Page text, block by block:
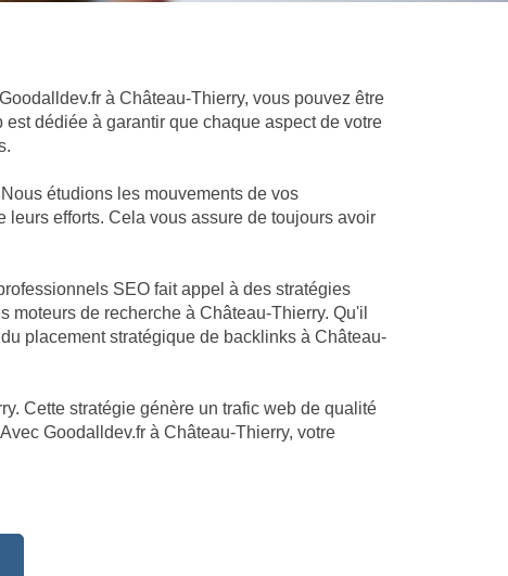
à Château-Thierry, vous pouvez être
dédiée à garantir que chaque aspect de votre
étudions les mouvements de vos
efforts. Cela vous assure de toujours avoir
SEO fait appel à des stratégies
de recherche à Château-Thierry. Qu'il
placement stratégique de backlinks à Château-
Cette stratégie génère un trafic web de qualité
Goodalldev.fr à Château-Thierry, votre